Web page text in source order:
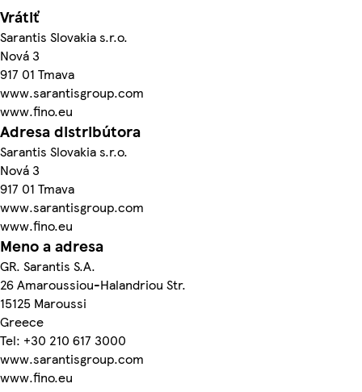
Vrátiť
Sarantis Slovakia s.r.o.
Nová 3
917 01 Tmava
www.sarantisgroup.com
www.fino.eu
Adresa distribútora
Sarantis Slovakia s.r.o.
Nová 3
917 01 Tmava
www.sarantisgroup.com
www.fino.eu
Meno a adresa
GR. Sarantis S.A.
26 Amaroussiou-Halandriou Str.
15125 Maroussi
Greece
Tel: +30 210 617 3000
www.sarantisgroup.com
www.fino.eu